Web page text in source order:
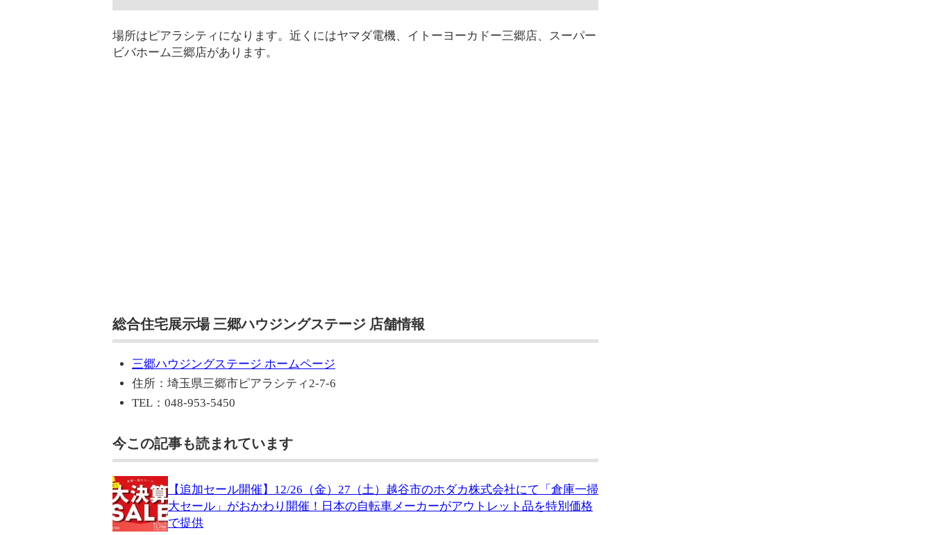
場所はピアラシティになります。近くにはヤマダ電機、イトーヨーカドー三郷店、スーパー
ビバホーム三郷店があります。
総合住宅展示場 三郷ハウジングステージ 店舗情報
三郷ハウジングステージ ホームページ
住所：埼玉県三郷市ピアラシティ2-7-6
TEL：048-953-5450
今この記事も読まれています
【追加セール開催】12/26（金）27（土）越谷市のホダカ株式会社にて「倉庫一掃
大セール」がおかわり開催！日本の自転車メーカーがアウトレット品を特別価格
で提供